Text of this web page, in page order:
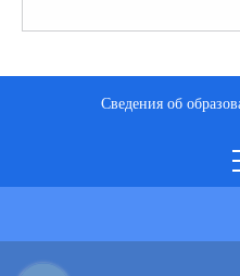
Сведения об